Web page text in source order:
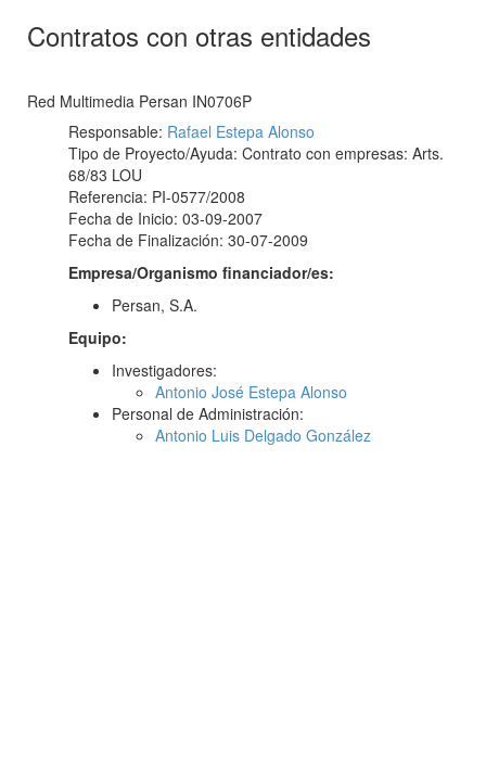
Contratos con otras entidades
Red Multimedia Persan IN0706P
Responsable: Rafael Estepa Alonso
Tipo de Proyecto/Ayuda: Contrato con empresas: Arts.
68/83 LOU
Referencia: PI-0577/2008
Fecha de Inicio: 03-09-2007
Fecha de Finalización: 30-07-2009
Empresa/Organismo financiador/es:
Persan, S.A.
Equipo:
Investigadores:
Antonio José Estepa Alonso
Personal de Administración:
Antonio Luis Delgado González